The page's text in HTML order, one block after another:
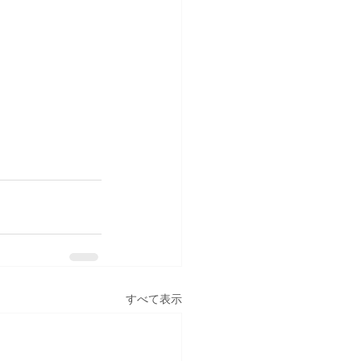
すべて表示